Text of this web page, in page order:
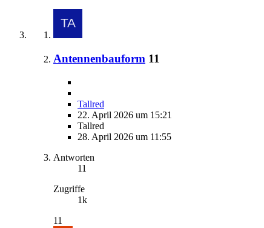
Antennenbauform 11
Tallred
22. April 2026 um 15:21
Tallred
28. April 2026 um 11:55
Antworten
11
Zugriffe
1k
11